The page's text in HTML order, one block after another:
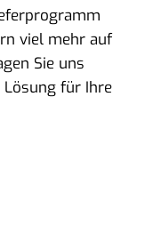
viel mehr auf
Sie uns
für Ihre